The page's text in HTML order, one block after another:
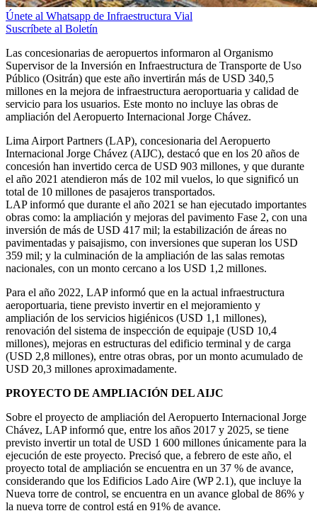
Únete al Whatsapp de Infraestructura Vial
Suscríbete al Boletín
Las concesionarias de aeropuertos informaron al Organismo
Supervisor de la Inversión en Infraestructura de Transporte de Uso
Público (Ositrán) que este año invertirán más de USD 340,5
millones en la mejora de infraestructura aeroportuaria y calidad de
servicio para los usuarios. Este monto no incluye las obras de
ampliación del Aeropuerto Internacional Jorge Chávez.
Lima Airport Partners (LAP), concesionaria del Aeropuerto
Internacional Jorge Chávez (AIJC), destacó que en los 20 años de
concesión han invertido cerca de USD 903 millones, y que durante
el año 2021 atendieron más de 102 mil vuelos, lo que significó un
total de 10 millones de pasajeros transportados.
LAP informó que durante el año 2021 se han ejecutado importantes
obras como: la ampliación y mejoras del pavimento Fase 2, con una
inversión de más de USD 417 mil; la estabilización de áreas no
pavimentadas y paisajismo, con inversiones que superan los USD
359 mil; y la culminación de la ampliación de las salas remotas
nacionales, con un monto cercano a los USD 1,2 millones.
Para el año 2022, LAP informó que en la actual infraestructura
aeroportuaria, tiene previsto invertir en el mejoramiento y
ampliación de los servicios higiénicos (USD 1,1 millones),
renovación del sistema de inspección de equipaje (USD 10,4
millones), mejoras en estructuras del edificio terminal y de carga
(USD 2,8 millones), entre otras obras, por un monto acumulado de
USD 20,3 millones aproximadamente.
PROYECTO DE AMPLIACIÓN DEL AIJC
Sobre el proyecto de ampliación del Aeropuerto Internacional Jorge
Chávez, LAP informó que, entre los años 2017 y 2025, se tiene
previsto invertir un total de USD 1 600 millones únicamente para la
ejecución de este proyecto. Precisó que, a febrero de este año, el
proyecto total de ampliación se encuentra en un 37 % de avance,
considerando que los Edificios Lado Aire (WP 2.1), que incluye la
Nueva torre de control, se encuentra en un avance global de 86% y
la nueva torre de control está en 91% de avance.